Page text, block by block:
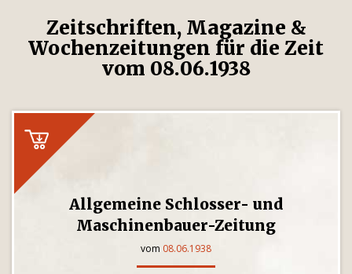
Zeitschriften, Magazine &
Wochenzeitungen für die Zeit
vom 08.06.1938
Allgemeine Schlosser- und
Maschinenbauer-Zeitung
vom 08.06.1938